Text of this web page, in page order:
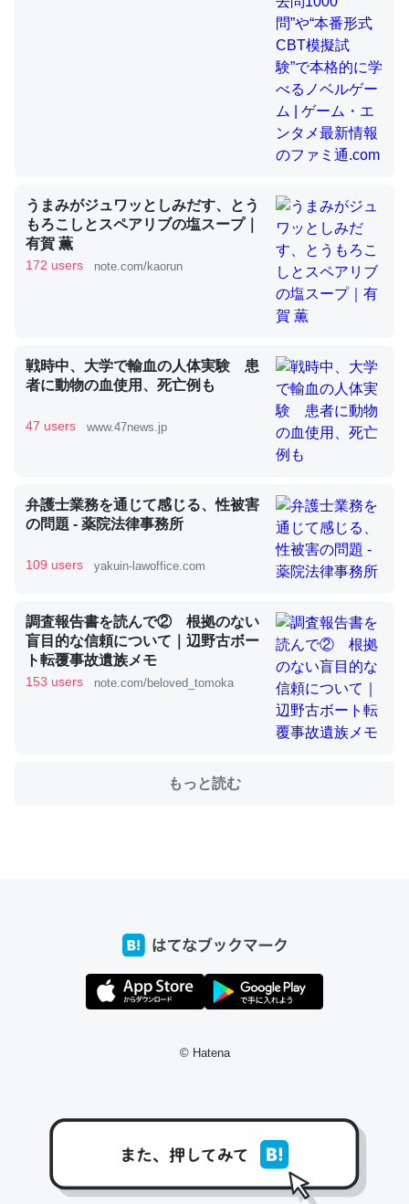
昆虫ってカルシウム少ないのか。知らんかった。調べたら
コオロギのカルシウム分はエビの600分の1程度。
─ニュース :: 【研究発表】昆虫学の大問題＝「昆虫はなぜ海にいな
論文では「淡水はカルシウムも酸素も不足してて両方に不
利だから両方が拮抗してるのでは」とあって面白い。海に
いる鋏角類（カブトガニ・ウミグモ）はカルシウムを使わ
ずキチンを強化してる筈だが、酵素が違うのか？
─ニュース :: 【研究発表】昆虫学の大問題＝「昆虫はなぜ海にいな
これを元に考えるとカルシウムを大量に使う脊椎動物と貝
─ニュース :: 【研究発表】昆虫学の大問題＝「昆虫はなぜ海にいな
いのか」に関する新仮説
ウチもEchoを実家に置いて４年。でたまに覗いてる。ぼ
ちぼちRingも置こうかと画策中。あと、Googleマップで
位置情報を共有してる。電池残量や充電中かが分かるので
─たまにLINEするくらいだった遠方の父67歳と僕。ITツール導入で
それを実質100倍以上に伸ばす効果があるはず……
コミュニケーションが劇的に変化した｜tayorini by LIFULL介護
たいなのでネット環境作ったけどAlexaしか使わないので
回線代ほとんどかからないですよ。参考：
https://toyoshi.hatenablog.com/entry/2019/05/15/1805
うまみがジュワッとしみだす、とう
もろこしとスペアリブの塩スープ｜
有賀 薫
172 users note.com/kaorun
戦時中、大学で輸血の人体実験 患
者に動物の血使用、死亡例も
47 users www.47news.jp
弁護士業務を通じて感じる、性被害
の問題 - 薬院法律事務所
109 users yakuin-lawoffice.com
調査報告書を読んで② 根拠のない
盲目的な信頼について｜辺野古ボー
ト転覆事故遺族メモ
153 users note.com/beloved_tomoka
もっと読む
© Hatena